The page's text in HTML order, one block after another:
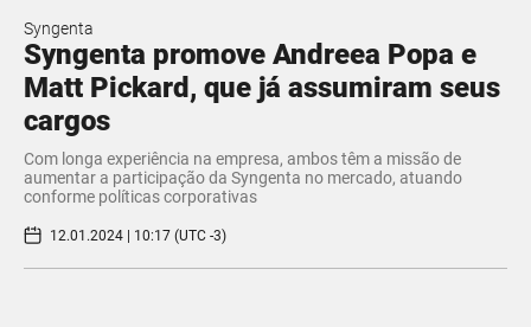
Syngenta
Syngenta promove Andreea Popa e
Matt Pickard, que já assumiram seus
cargos
Com longa experiência na empresa, ambos têm a missão de
aumentar a participação da Syngenta no mercado, atuando
conforme políticas corporativas
12.01.2024 | 10:17 (UTC -3)